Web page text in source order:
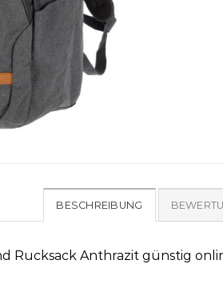
BESCHREIBUNG
Rucksack Anthrazit günstig